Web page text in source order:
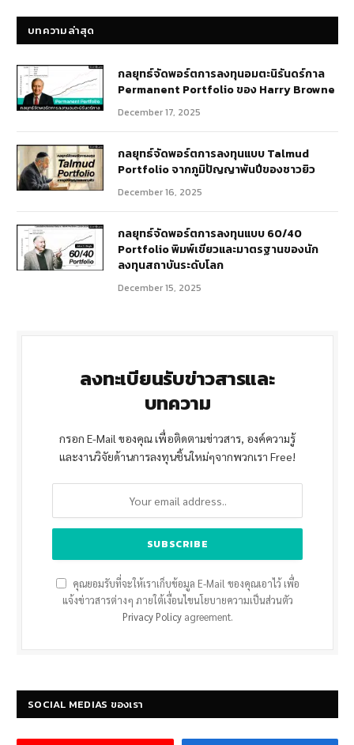
บทความล่าสุด
กลยุทธ์​จัดพอร์ตการลงทุนอมตะนิรันดร์กาล
Permanent Portfolio ของ Harry Browne
December 17, 2025
กลยุทธ์จัดพอร์ตการลงทุนแบบ Talmud
Portfolio จากภูมิปัญญาพันปีของชาวยิว
December 16, 2025
กลยุทธ์จัดพอร์ตการลงทุนแบบ 60/40
Portfolio พิมพ์เขียวและมาตรฐานของนัก
ลงทุนสถาบันระดับโลก
December 15, 2025
ลงทะเบียนรับข่าวสารและ
บทความ
กรอก E-Mail ของคุณ เพื่อติดตามข่าวสาร, องค์ความรู้
และงานวิจัยด้านการลงทุนชิ้นใหม่ๆจากพวกเรา Free!
คุณยอมรับที่จะให้เราเก็บข้อมูล E-Mail ของคุณเอาไว้ เพื่อ
แจ้งข่าวสารต่างๆ ภายใต้เงื่อนไขนโยบายความเป็นส่วนตัว
Privacy Policyagreement.
SOCIAL MEDIAS ของเรา